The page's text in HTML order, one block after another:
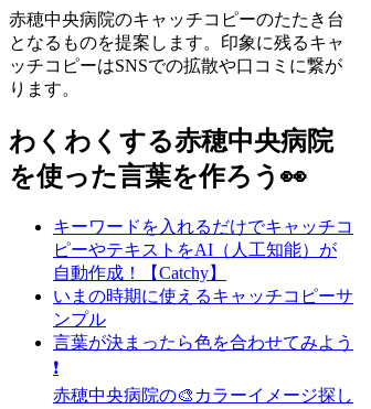
赤穂中央病院のキャッチコピーのたたき台
となるものを提案します。印象に残るキャ
ッチコピーはSNSでの拡散や口コミに繋が
ります。
わくわくする赤穂中央病院
を使った言葉を作ろう👀
キーワードを入れるだけでキャッチコ
ピーやテキストをAI（人工知能）が
自動作成！【Catchy】
いまの時期に使えるキャッチコピーサ
ンプル
言葉が決まったら色を合わせてみよう
❗
赤穂中央病院の🎨カラーイメージ探し